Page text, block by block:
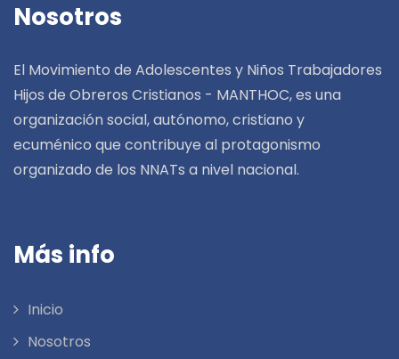
Nosotros
El Movimiento de Adolescentes y Niños Trabajadores
Hijos de Obreros Cristianos - MANTHOC, es una
organización social, autónomo, cristiano y
ecuménico que contribuye al protagonismo
organizado de los NNATs a nivel nacional.
Más info
Inicio
Nosotros